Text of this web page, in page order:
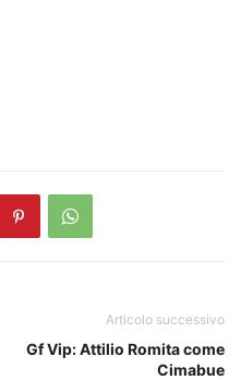
Articolo successivo
Gf Vip: Attilio Romita come
Cimabue